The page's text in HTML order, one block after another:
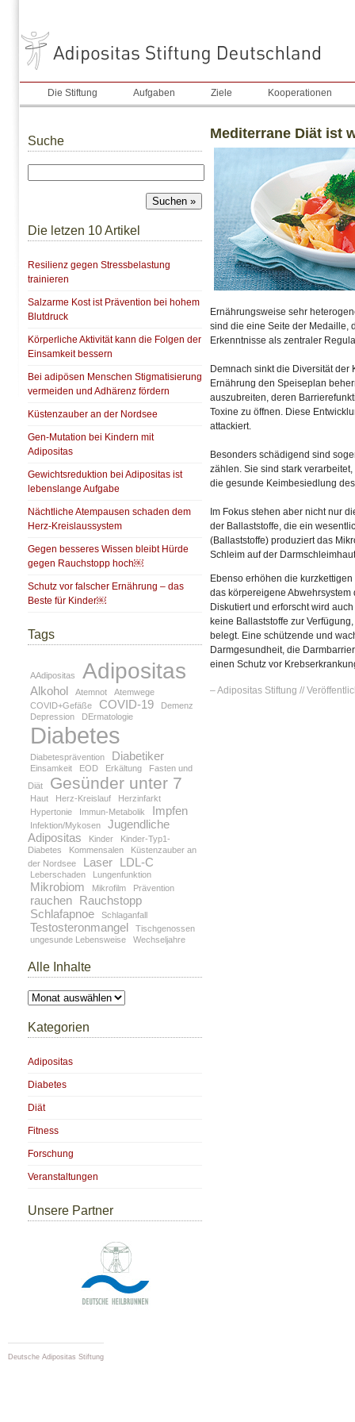
Die Stiftung Aufgaben Ziele Kooperationen
Suche
Die letzen 10 Artikel
Resilienz gegen Stressbelastung
trainieren
Salzarme Kost ist Prävention bei hohem
Blutdruck
Körperliche Aktivität kann die Folgen der
Einsamkeit bessern
Bei adipösen Menschen Stigmatisierung
vermeiden und Adhärenz fördern
Küstenzauber an der Nordsee
Gen-Mutation bei Kindern mit
Adipositas
Gewichtsreduktion bei Adipositas ist
lebenslange Aufgabe
Nächtliche Atempausen schaden dem
Herz-Kreislaussystem
Gegen besseres Wissen bleibt Hürde
gegen Rauchstopp hoch￼
Schutz vor falscher Ernährung – das
Beste für Kinder￼
Tags
AAdipositas Adipositas
Alkohol Atemnot
Atemwege
COVID+Gefäße
COVID-19
Demenz
Depression
DErmatologie
Diabetes
Diabetesprävention Diabetiker
Einsamkeit EOD Erkältung
Fasten und
Diät
Gesünder unter 7
Haut Herz-Kreislauf
Herzinfarkt
Hypertonie
Immun-Metabolik Impfen
Infektion/Mykosen
Jugendliche
Adipositas
Kinder
Kinder-Typ1-
Diabetes
Kommensalen
Küstenzauber an
der Nordsee
Laser LDL-C
Leberschaden Lungenfunktion
Mikrobiom Mikrofilm Prävention
rauchen Rauchstopp
Schlafapnoe
Schlaganfall
Testosteronmangel
Tischgenossen
ungesunde Lebensweise
Wechseljahre
Alle Inhalte
Alle
Inhalte
Kategorien
Adipositas
Diabetes
Diät
Fitness
Forschung
Veranstaltungen
Unsere Partner
Mediterrane Diät ist
Ernährungsweise sehr
sind die eine Seite der Medaille,
Erkenntnisse als zentraler
Demnach sinkt die Diversität
Ernährung den Speiseplan
auszubreiten, deren
Toxine zu öffnen. Diese
attackiert.
Besonders schädigend sind
zählen. Sie sind stark
die gesunde Keimbesiedlung
Im Fokus stehen aber nicht nur
der Ballaststoffe, die ein
(Ballaststoffe) produziert das
Schleim auf der
Ebenso erhöhen die
das körpereigene
Diskutiert und erforscht wird
keine Ballaststoffe zur
belegt. Eine schützende und
Darmgesundheit, die
einen Schutz vor
– Adipositas Stiftung //
Deutsche Adipositas Stiftung